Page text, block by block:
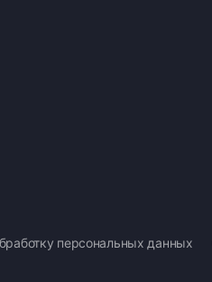
персональных данных